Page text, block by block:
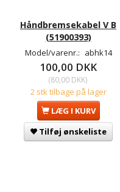
Håndbremsekabel V B
(51900393)
Model/varenr.: abhk14
100,00 DKK
(80,00 DKK)
2 stk tilbage på lager
LÆG I KURV
Tilføj ønskeliste